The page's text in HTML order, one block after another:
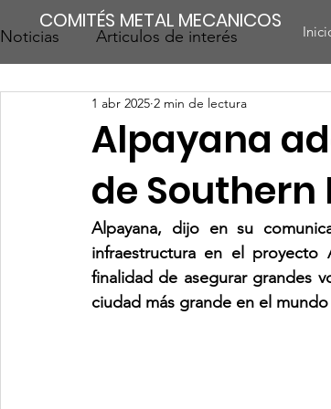
COMITÉS METAL MECANICOS
Noticias Articulos de interés
Alpayana
de Southern
1 abr 2025 2 min de lectura
Alpayana, dijo en su
infraestructura en el
finalidad de asegurar grandes
ciudad más grande en el